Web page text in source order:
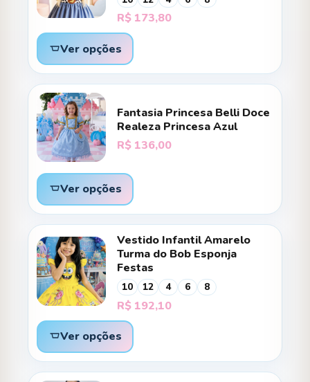
R$ 173,80
Ver opções
Fantasia Princesa Belli Doce
Realeza Princesa Azul
R$ 136,00
Ver opções
Vestido Infantil Amarelo
Turma do Bob Esponja
Festas
10 12 4 6 8
R$ 192,10
Ver opções